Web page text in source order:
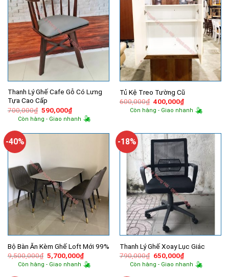
Thanh Lý Ghế Cafe Gỗ Có Lưng
Tựa Cao Cấp
700,000₫ Giá
gốc
là:
590,000₫Giá
hiện
tại
590,000₫.
Còn hàng - Giao nhanh
Tủ Kệ Treo Tường Cũ
600,000₫ Giá
gốc
là:
400,000₫Giá
hiện
tại
Còn hàng - Giao nhanh
-40%
Bộ Bàn Ăn Kèm Ghế Loft Mới 99%
9,500,000₫ Giá
gốc
là:
5,700,000₫Giá
hiện
tại
Còn hàng - Giao nhanh
-18%
Thanh Lý Ghế Xoay Lục Giác
790,000₫ Giá
gốc
là:
650,000₫Giá
hiện
tại
Còn hàng - Giao nhanh